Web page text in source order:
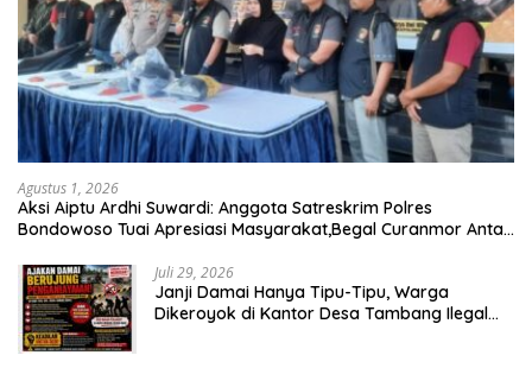
Agustus 1, 2026
Aksi Aiptu Ardhi Suwardi: Anggota Satreskrim Polres
Bondowoso Tuai Apresiasi Masyarakat,Begal Curanmor Antar
Juli 29, 2026
Janji Damai Hanya Tipu-Tipu, Warga
Dikeroyok di Kantor Desa Tambang Ilegal